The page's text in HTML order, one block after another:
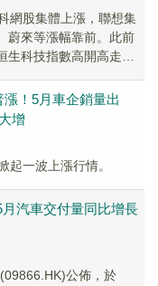
網股集體上漲，聯想集
蔚來等漲幅靠前。此前
科技指數高開高走，
漲！5月車企銷量出
增
起一波上漲行情。
汽車交付量同比增長
公佈，於